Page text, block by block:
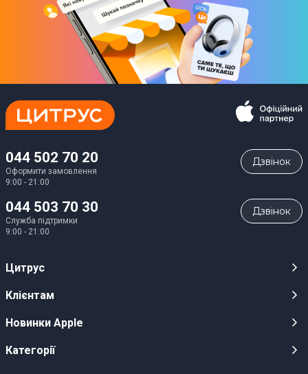
044 502 70 20
Оформити замовлення
9:00 - 21:00
Дзвiнок
044 503 70 30
Служба підтримки
9:00 - 21:00
Дзвiнок
Цитрус
Кар’єра
Оптовим клієнтам
Клієнтам
Публічні оферти
Новинки Apple
iPhone 17
Категорії